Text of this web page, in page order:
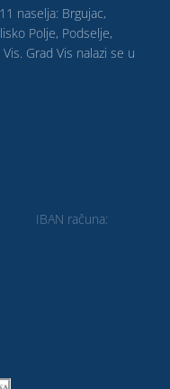
naselja: Brgujac,
Polje, Podselje,
Grad Vis nalazi se u
računa: